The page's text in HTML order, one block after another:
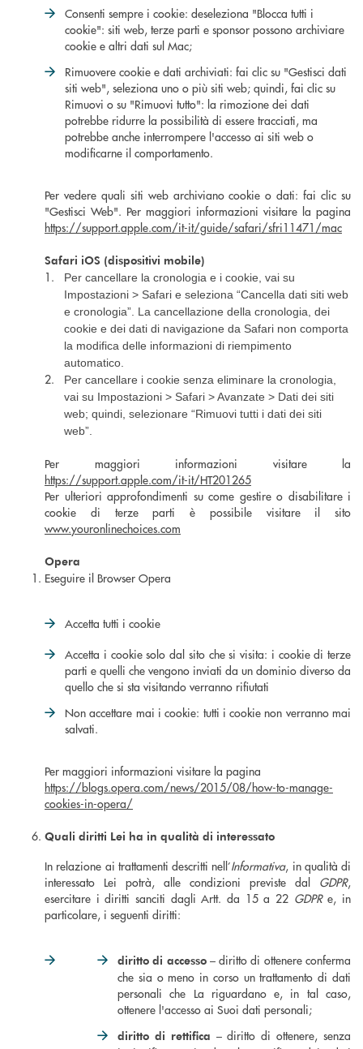
Consenti sempre i cookie: deseleziona "Blocca tutti i
cookie": siti web, terze parti e sponsor possono archiviare
cookie e altri dati sul Mac;
Rimuovere cookie e dati archiviati: fai clic su "Gestisci dati
siti web", seleziona uno o più siti web; quindi, fai clic su
Rimuovi o su "Rimuovi tutto": la rimozione dei dati
potrebbe ridurre la possibilità di essere tracciati, ma
potrebbe anche interrompere l'accesso ai siti web o
modificarne il comportamento.
Per vedere quali siti web archiviano cookie o dati: fai clic su
"Gestisci Web". Per maggiori informazioni visitare la pagina
https://support.apple.com/it-it/guide/safari/sfri11471/mac
Safari iOS (dispositivi mobile)
1.
Per cancellare la cronologia e i cookie, vai su
Impostazioni > Safari e seleziona “Cancella dati siti web
e cronologia”. La cancellazione della cronologia, dei
cookie e dei dati di navigazione da Safari non comporta
la modifica delle informazioni di riempimento
automatico.
2.
Per cancellare i cookie senza eliminare la cronologia,
vai su Impostazioni > Safari > Avanzate > Dati dei siti
web; quindi, selezionare “Rimuovi tutti i dati dei siti
web”.
Per maggiori informazioni visitare la
https://support.apple.com/it-it/HT201265
Per ulteriori approfondimenti su come gestire o disabilitare i
cookie di terze parti è possibile visitare il sito
www.youronlinechoices.com
Opera
Eseguire il Browser Opera
Accetta tutti i cookie
Accetta i cookie solo dal sito che si visita: i cookie di terze
parti e quelli che vengono inviati da un dominio diverso da
quello che si sta visitando verranno rifiutati
Non accettare mai i cookie: tutti i cookie non verranno mai
salvati.
Per maggiori informazioni visitare la pagina
https://blogs.opera.com/news/2015/08/how-to-manage-
cookies-in-opera/
Quali diritti Lei ha in qualità di interessato
In relazione ai trattamenti descritti nell’Informativa, in qualità di
interessato Lei potrà, alle condizioni previste dal GDPR,
esercitare i diritti sanciti dagli Artt. da 15 a 22 GDPRe, in
particolare, i seguenti diritti:
diritto di accesso –diritto di ottenere conferma
che sia o meno in corso un trattamento di dati
personali che La riguardano e, in tal caso,
ottenere l'accesso ai Suoi dati personali;
diritto di rettifica –diritto di ottenere, senza